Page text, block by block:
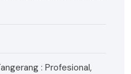
: Profesional,